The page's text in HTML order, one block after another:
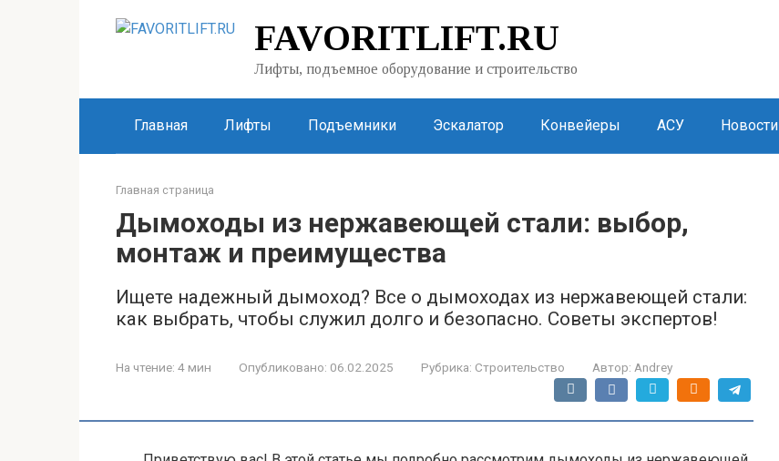
FAVORITLIFT.RU
Лифты, подъемное оборудование и строительство
Главная Лифты Подъемники Эскалатор Конвейеры АСУ Новости
Главная страница
Дымоходы из нержавеющей стали: выбор,
монтаж и преимущества
Ищете надежный дымоход? Все о дымоходах из нержавеющей стали:
как выбрать, чтобы служил долго и безопасно. Советы экспертов!
На чтение: 4 мин Опубликовано: 06.02.2025 Рубрика: Строительство Автор: Andrey